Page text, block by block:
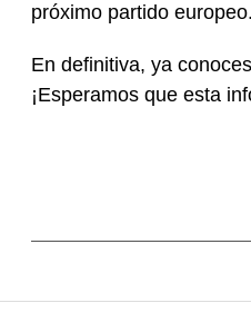
próximo partido europeo.
En definitiva, ya
¡Esperamos que esta